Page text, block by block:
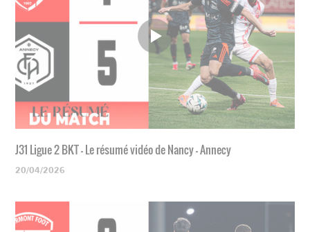
J31 Ligue 2 BKT - Le résumé vidéo de Nancy - Annecy
20/04/2026